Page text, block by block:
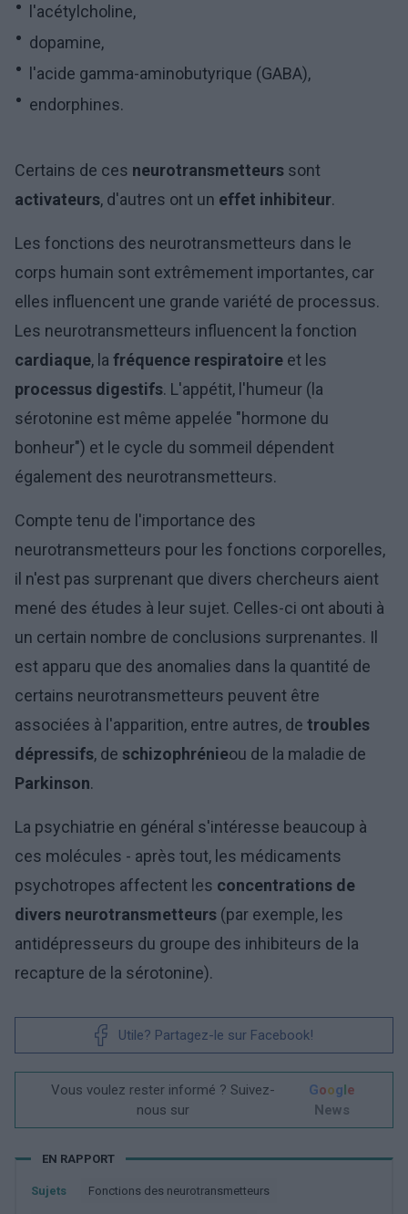
l'acétylcholine,
dopamine,
l'acide gamma-aminobutyrique (GABA),
endorphines.
Certains de ces neurotransmetteurs sont
activateurs, d'autres ont un effet inhibiteur.
Les fonctions des neurotransmetteurs dans le
corps humain sont extrêmement importantes, car
elles influencent une grande variété de processus.
Les neurotransmetteurs influencent la fonction
cardiaque, la fréquence respiratoire et les
processus digestifs. L'appétit, l'humeur (la
sérotonine est même appelée "hormone du
bonheur") et le cycle du sommeil dépendent
également des neurotransmetteurs.
Compte tenu de l'importance des
neurotransmetteurs pour les fonctions corporelles,
il n'est pas surprenant que divers chercheurs aient
mené des études à leur sujet. Celles-ci ont abouti à
un certain nombre de conclusions surprenantes. Il
est apparu que des anomalies dans la quantité de
certains neurotransmetteurs peuvent être
associées à l'apparition, entre autres, de troubles
dépressifs, de schizophrénieou de la maladie de
Parkinson.
La psychiatrie en général s'intéresse beaucoup à
ces molécules - après tout, les médicaments
psychotropes affectent les concentrations de
divers neurotransmetteurs (par exemple, les
antidépresseurs du groupe des inhibiteurs de la
recapture de la sérotonine).
Utile? Partagez-le sur Facebook!
Vous voulez rester informé ? Suivez-
nous sur
Google
News
EN RAPPORT
Sujets Fonctions des neurotransmetteurs